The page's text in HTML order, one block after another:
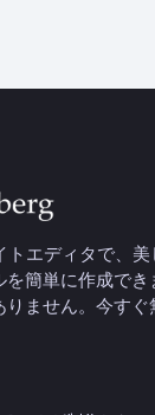
エディタで、
簡単に作成でき
ません。今すぐ